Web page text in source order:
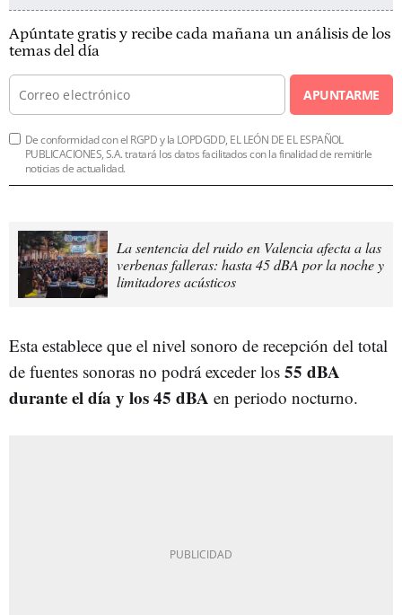
Apúntate gratis y recibe cada mañana un análisis de los
temas del día
APUNTARME
De conformidad con el RGPD y la LOPDGDD, EL LEÓN DE EL ESPAÑOL
PUBLICACIONES, S.A. tratará los datos facilitados con la finalidad de remitirle
noticias de actualidad.
La sentencia del ruido en Valencia afecta a las
verbenas falleras: hasta 45 dBA por la noche y
limitadores acústicos
Esta establece que el nivel sonoro de recepción del total
de fuentes sonoras no podrá exceder los 55 dBA
durante el día y los 45 dBA en periodo nocturno.